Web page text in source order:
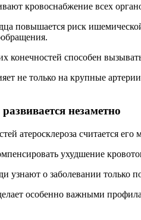
кровоснабжение всех
повышается риск
конечностей способен
не только на крупные
незаметно
атеросклероза считается его
ухудшение
узнают о заболевании только
особенно важными